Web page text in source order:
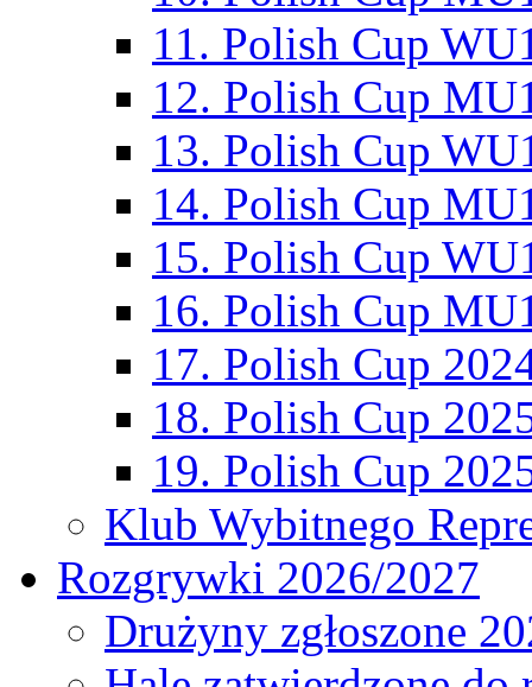
11. Polish Cup
12. Polish Cup
13. Polish Cup
14. Polish Cup
15. Polish Cup
16. Polish Cup
17. Polish Cup
18. Polish Cup
19. Polish Cup
Klub Wybitnego
Rozgrywki 2026/2027
Drużyny zgłoszone